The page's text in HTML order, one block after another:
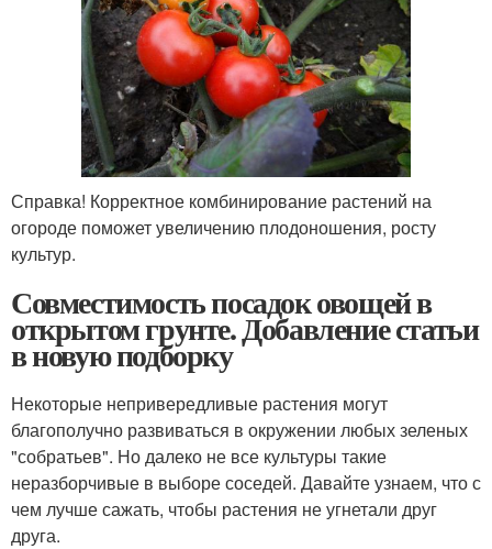
Справка! Корректное комбинирование растений на
огороде поможет увеличению плодоношения, росту
культур.
Совместимость посадок овощей в
открытом грунте. Добавление статьи
в новую подборку
Некоторые непривередливые растения могут
благополучно развиваться в окружении любых зеленых
"собратьев". Но далеко не все культуры такие
неразборчивые в выборе соседей. Давайте узнаем, что с
чем лучше сажать, чтобы растения не угнетали друг
друга.